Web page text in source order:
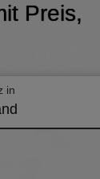
Preis,
in